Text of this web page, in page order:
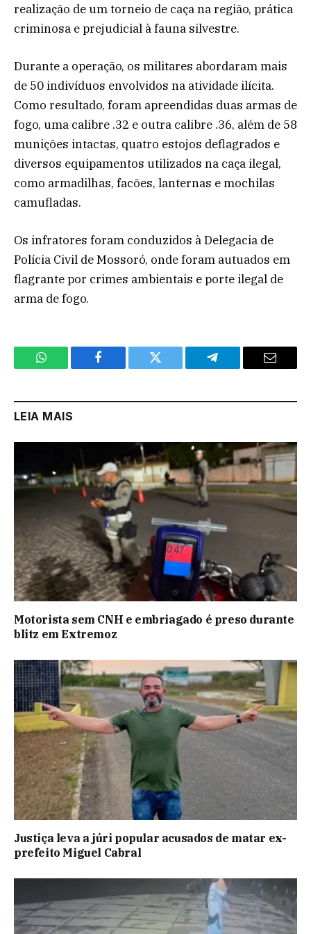
realização de um torneio de caça na região, prática
criminosa e prejudicial à fauna silvestre.
Durante a operação, os militares abordaram mais
de 50 indivíduos envolvidos na atividade ilícita.
Como resultado, foram apreendidas duas armas de
fogo, uma calibre .32 e outra calibre .36, além de 58
munições intactas, quatro estojos deflagrados e
diversos equipamentos utilizados na caça ilegal,
como armadilhas, facões, lanternas e mochilas
camufladas.
Os infratores foram conduzidos à Delegacia de
Polícia Civil de Mossoró, onde foram autuados em
flagrante por crimes ambientais e porte ilegal de
arma de fogo.
WhatsApp Facebook Twitter Telegram Email
LEIA MAIS
Motorista sem CNH e embriagado é preso durante
blitz em Extremoz
Justiça leva a júri popular acusados de matar ex-
prefeito Miguel Cabral